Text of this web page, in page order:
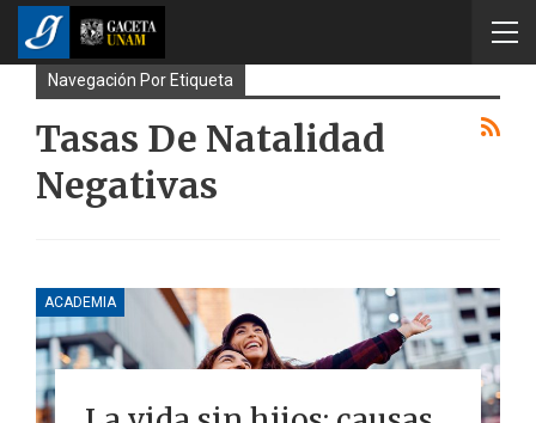
Navegación Por Etiqueta
Tasas De Natalidad
Negativas
ACADEMIA